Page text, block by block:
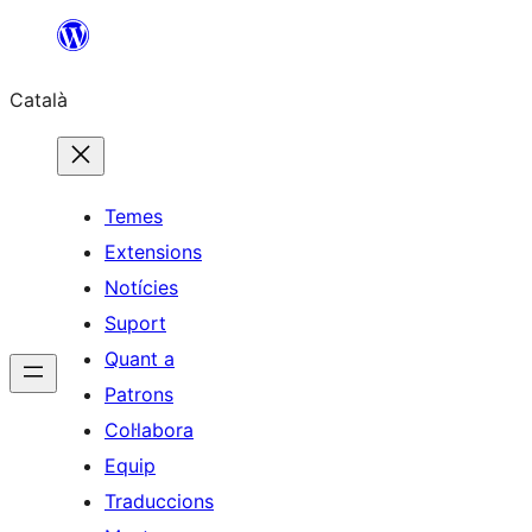
contingut
Català
Temes
Extensions
Notícies
Suport
Quant a
Patrons
Col·labora
Equip
Traduccions